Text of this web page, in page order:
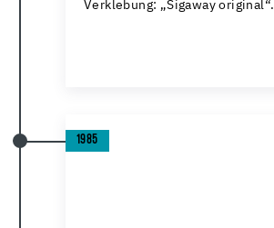
Verklebung: „Sigaway original“.
1985